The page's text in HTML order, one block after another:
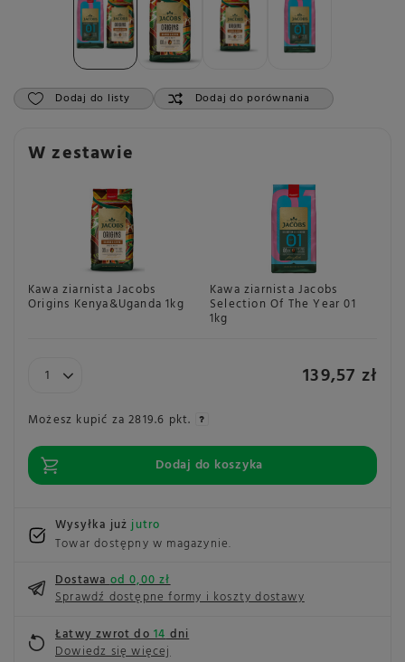
Dodaj do listy Dodaj do porównania
W zestawie
Kawa ziarnista Jacobs
Origins Kenya&Uganda 1kg
Kawa ziarnista Jacobs
Selection Of The Year 01
1kg
139,57 zł
Możesz kupić za2819.6 pkt.
Dodaj do koszyka
Wysyłka jużjutro
Towar dostępny w magazynie
Dostawaod 0,00 zł
Sprawdź dostępne formy i koszty dostawy
Łatwy zwrot do14dni
Dowiedz się więcej